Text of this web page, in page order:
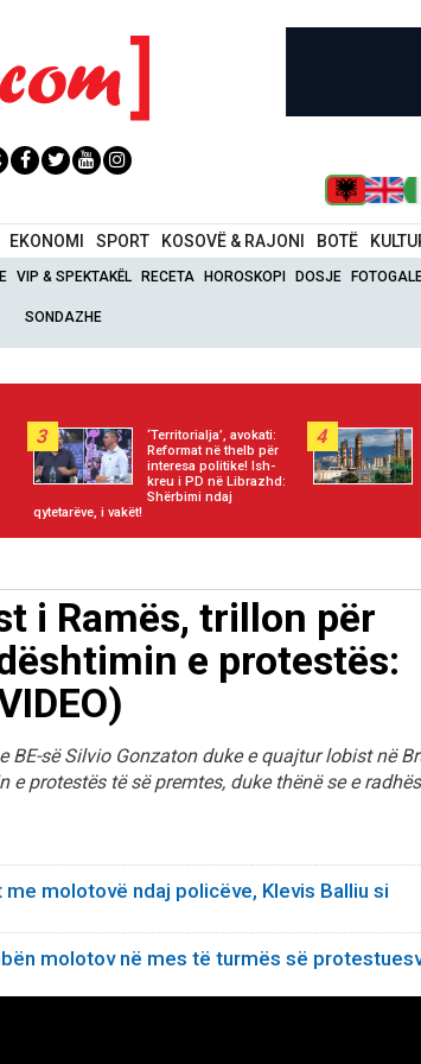
EKONOMI SPORT KOSOVË & RAJONI BOTË
VIP & SPEKTAKËL RECETA HOROSKOPI DOSJE
SONDAZHE
3
‘Territorialja’, avokati:
Reformat në thelb për
interesa politike! Ish-
kreu i PD në Librazhd:
Shërbimi ndaj
qytetarëve, i vakët!
4
i Ramës, trillon për
e protestës:
së Silvio Gonzaton duke e quajtur lobist në
protestës të së premtes, duke thënë se e radhës
molotovë ndaj policëve, Klevis Balliu si
molotov në mes të turmës së